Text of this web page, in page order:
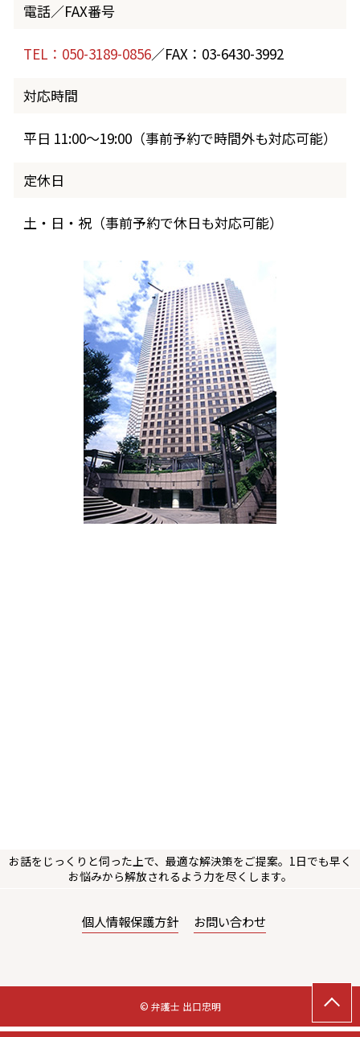
電話／FAX番号
TEL：050-3189-0856／FAX：03-6430-3992
対応時間
平日 11:00～19:00（事前予約で時間外も対応可能）
定休日
土・日・祝（事前予約で休日も対応可能）
お話をじっくりと伺った上で、最適な解決策をご提案。1日でも早く
お悩みから解放されるよう力を尽くします。
個人情報保護方針 お問い合わせ
© 弁護士 出口忠明